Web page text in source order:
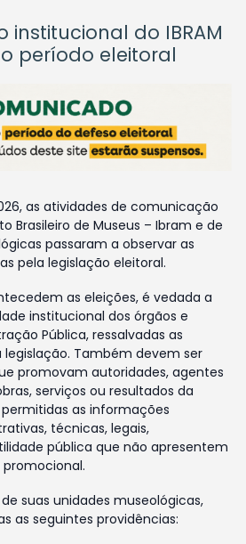
institucional do IBRAM
período eleitoral
as atividades de comunicação
Brasileiro de Museus – Ibram e de
passaram a observar as
pela legislação eleitoral.
as eleições, é vedada a
institucional dos órgãos e
Pública, ressalvadas as
legislação. Também devem ser
promovam autoridades, agentes
serviços ou resultados da
as informações
técnicas, legais,
pública que não apresentem
suas unidades museológicas,
as seguintes providências: